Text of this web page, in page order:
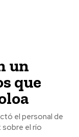
un
que
el personal de
sobre el río